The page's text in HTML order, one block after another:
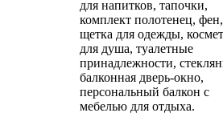
для напитков, тапочки,
комплект полотенец, фен,
щетка для одежды,
для душа, туалетные
принадлежности,
балконная дверь-окно,
персональный балкон с
мебелью для отдыха.